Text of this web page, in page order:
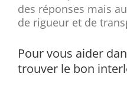
des réponses mais
de rigueur et de
Pour vous aider
trouver le bon